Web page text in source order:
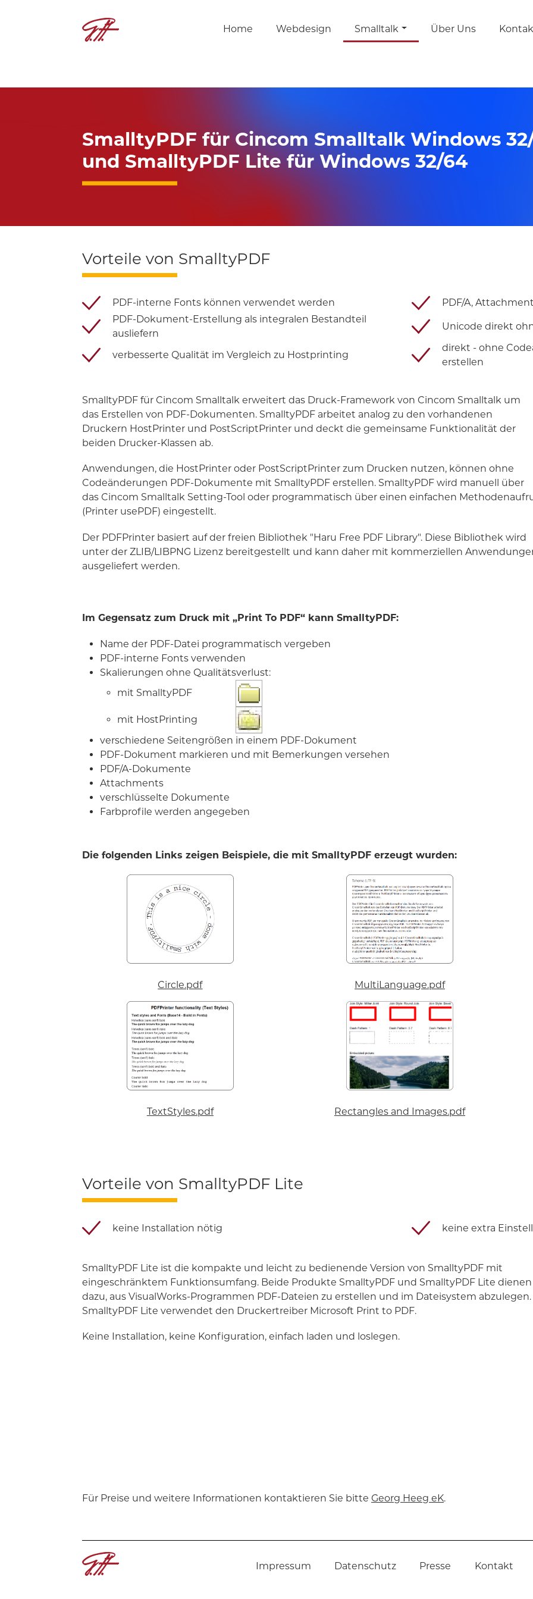
Home Webdesign Smalltalk Über Uns
SmalltyPDF für Cincom Smalltalk Windows
und SmalltyPDF Lite für Windows 32/64
Vorteile von SmalltyPDF
PDF-interne Fonts können verwendet werden
PDF/A,
PDF-Dokument-Erstellung als integralen Bestandteil
ausliefern
Unicode direkt
verbesserte Qualität im Vergleich zu Hostprinting
direkt - ohne
erstellen
SmalltyPDF für Cincom Smalltalk erweitert das Druck-Framework von Cincom Smalltalk um
das Erstellen von PDF-Dokumenten. SmalltyPDF arbeitet analog zu den vorhandenen
Druckern HostPrinter und PostScriptPrinter und deckt die gemeinsame Funktionalität der
beiden Drucker-Klassen ab.
Anwendungen, die HostPrinter oder PostScriptPrinter zum Drucken nutzen, können ohne
Codeänderungen PDF-Dokumente mit SmalltyPDF erstellen. SmalltyPDF wird manuell über
das Cincom Smalltalk Setting-Tool oder programmatisch über einen einfachen
(Printer usePDF) eingestellt.
Der PDFPrinter basiert auf der freien Bibliothek "Haru Free PDF Library". Diese Bibliothek wird
unter der ZLIB/LIBPNG Lizenz bereitgestellt und kann daher mit kommerziellen
ausgeliefert werden.
Im Gegensatz zum Druck mit „Print To PDF“ kann SmalltyPDF:
Name der PDF-Datei programmatisch vergeben
PDF-interne Fonts verwenden
Skalierungen ohne Qualitätsverlust:
mit SmalltyPDF
mit HostPrinting
verschiedene Seitengrößen in einem PDF-Dokument
PDF-Dokument markieren und mit Bemerkungen versehen
PDF/A-Dokumente
Attachments
verschlüsselte Dokumente
Farbprofile werden angegeben
Die folgenden Links zeigen Beispiele, die mit SmalltyPDF erzeugt wurden:
Circle.pdf MultiLanguage.pdf
TextStyles.pdf Rectangles and Images.pdf
Vorteile von SmalltyPDF Lite
keine Installation nötig keine extra
SmalltyPDF Lite ist die kompakte und leicht zu bedienende Version von SmalltyPDF mit
eingeschränktem Funktionsumfang. Beide Produkte SmalltyPDF und SmalltyPDF Lite dienen
dazu, aus VisualWorks-Programmen PDF-Dateien zu erstellen und im Dateisystem abzulegen.
SmalltyPDF Lite verwendet den Druckertreiber Microsoft Print to PDF.
Keine Installation, keine Konfiguration, einfach laden und loslegen.
Für Preise und weitere Informationen kontaktieren Sie bitte Georg Heeg eK.
Impressum Datenschutz Presse Kontakt